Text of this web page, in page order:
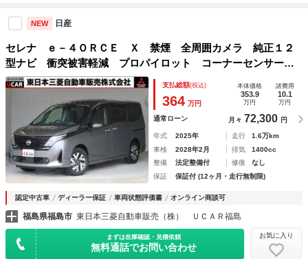
NEW 日産
セレナ ｅ－４ＯＲＣＥ Ｘ 禁煙 全周囲カメラ 純正１２
型ナビ 衝突被害軽減 プロパイロット コーナーセンサー
ブラインドスポットモニター 車両状態評価書４．５点 シー
トヒーター ＬＥＤヘッド オートマチックハイビーム
支払総額(税込)
364 万円
本体価格
353.9
万円
諸費用
10.1
万円
通常ローン 月々 72,300 円
年式 2025年 走行
1.6万km
車検
2028年2月 排気
1400cc
整備
法定整備付 修復
なし
保証
保証付 (12ヶ月・走行無制限)
認定中古車 ディーラー保証 車両状態評価書 オンライン商談可
福島県福島市 東日本三菱自動車販売（株） ＵＣＡＲ福島
まずは在庫確認・見積依頼
無料通話でお問い合わせ
お気に入り